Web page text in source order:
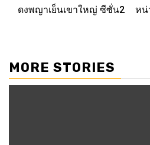
ดงพญาเย็นเขาใหญ่ ซีซั่น2
หน่
MORE STORIES